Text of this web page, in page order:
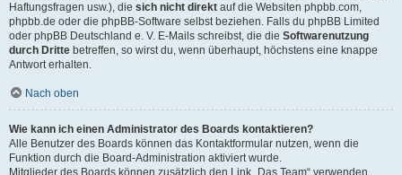
Haftungsfragen usw.), die sich nicht direkt auf die Websiten phpbb.com,
phpbb.de oder die phpBB-Software selbst beziehen. Falls du phpBB Limited
oder phpBB Deutschland e. V. E-Mails schreibst, die die Softwarenutzung
durch Dritte betreffen, so wirst du, wenn überhaupt, höchstens eine knappe
Antwort erhalten.
Nach oben
Wie kann ich einen Administrator des Boards kontaktieren?
Alle Benutzer des Boards können das Kontaktformular nutzen, wenn die
Funktion durch die Board-Administration aktiviert wurde.
Mitglieder des Boards können zusätzlich den Link „Das Team“ verwenden.